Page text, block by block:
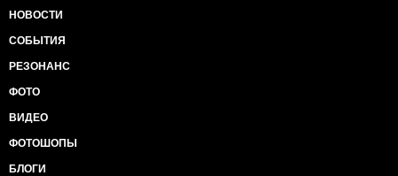
НОВОСТИ
СОБЫТИЯ
РЕЗОНАНС
ФОТО
ВИДЕО
ФОТОШОПЫ
БЛОГИ